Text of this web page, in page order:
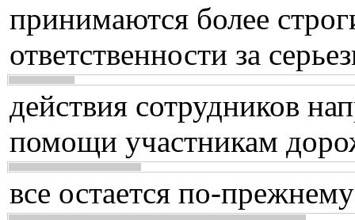
принимаются более
ответственности за
действия сотрудников
помощи участникам
все остается по-